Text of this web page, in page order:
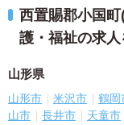
西置賜郡小国
護・福祉の求
山形県
山形市 米沢市 鶴岡
山市
長井市 天童市